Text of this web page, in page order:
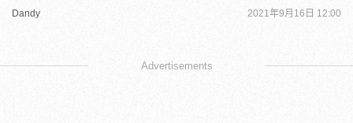
Dandy 2021年9月16日 12:00
Advertisements